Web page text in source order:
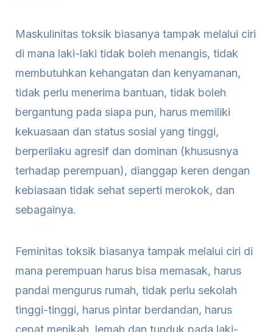
Maskulinitas toksik biasanya tampak melalui ciri
di mana laki-laki tidak boleh menangis, tidak
membutuhkan kehangatan dan kenyamanan,
tidak perlu menerima bantuan, tidak boleh
bergantung pada siapa pun, harus memiliki
kekuasaan dan status sosial yang tinggi,
berperilaku agresif dan dominan (khususnya
terhadap perempuan), dianggap keren dengan
kebiasaan tidak sehat seperti merokok, dan
sebagainya.
Feminitas toksik biasanya tampak melalui ciri di
mana perempuan harus bisa memasak, harus
pandai mengurus rumah, tidak perlu sekolah
tinggi-tinggi, harus pintar berdandan, harus